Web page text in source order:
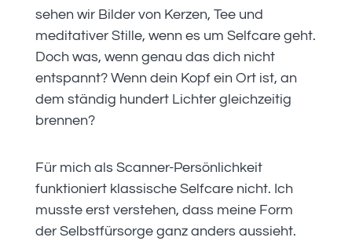
sehen wir Bilder von Kerzen, Tee und
meditativer Stille, wenn es um Selfcare geht.
Doch was, wenn genau das dich nicht
entspannt? Wenn dein Kopf ein Ort ist, an
dem ständig hundert Lichter gleichzeitig
brennen?
Für mich als Scanner-Persönlichkeit
funktioniert klassische Selfcare nicht. Ich
musste erst verstehen, dass meine Form
der Selbstfürsorge ganz anders aussieht.